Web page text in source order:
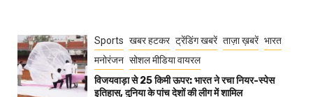
Sports खबर हटकर ट्रेंडिंग खबरें ताज़ा ख़बरें भारत
मनोरंजन सोशल मीडिया वायरल
विजयवाड़ा से 25 किमी ऊपर: भारत ने रचा नियर-स्पेस
इतिहास, दुनिया के पांच देशों की लीग में शामिल